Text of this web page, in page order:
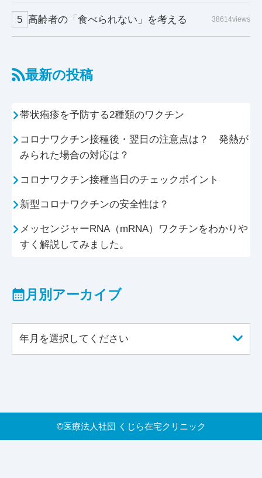
高齢者の「食べられない」を考える 38614views
最新の投稿
帯状疱疹を予防する2種類のワクチン
コロナワクチン接種後・翌日の注意点は？ 発熱が
みられた場合の対応は？
コロナワクチン接種当日のチェックポイント
新型コロナワクチンの安全性は？
メッセンジャーRNA（mRNA）ワクチンをわかりや
すく解説してみました。
月別アーカイブ
年月を選択してください
©医療法人社団 くじら在宅クリニック